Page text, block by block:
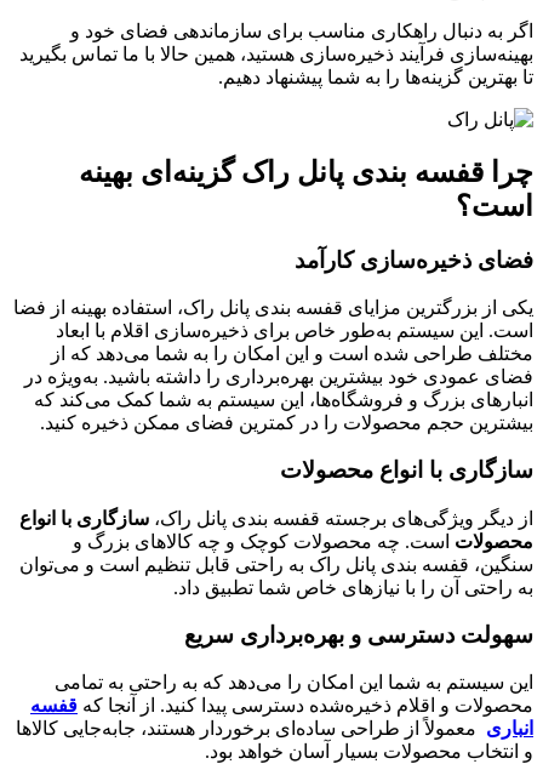
اگر به دنبال راهکاری مناسب برای سازماندهی فضای خود و
بهینه‌سازی فرآیند ذخیره‌سازی هستید، همین حالا با ما تماس بگیرید
تا بهترین گزینه‌ها را به شما پیشنهاد دهیم.
چرا قفسه بندی پانل راک گزینه‌ای بهینه
است؟
فضای ذخیره‌سازی کارآمد
یکی از بزرگترین مزایای قفسه بندی پانل راک، استفاده بهینه از فضا
است. این سیستم به‌طور خاص برای ذخیره‌سازی اقلام با ابعاد
مختلف طراحی شده است و این امکان را به شما می‌دهد که از
فضای عمودی خود بیشترین بهره‌برداری را داشته باشید. به‌ویژه در
انبارهای بزرگ و فروشگاه‌ها، این سیستم به شما کمک می‌کند که
بیشترین حجم محصولات را در کمترین فضای ممکن ذخیره کنید.
سازگاری با انواع محصولات
از دیگر ویژگی‌های برجسته قفسه بندی پانل راک، سازگاری با انواع
محصولات است. چه محصولات کوچک و چه کالاهای بزرگ و
سنگین، قفسه بندی پانل راک به راحتی قابل تنظیم است و می‌توان
به راحتی آن را با نیازهای خاص شما تطبیق داد.
سهولت دسترسی و بهره‌برداری سریع
این سیستم به شما این امکان را می‌دهد که به راحتی به تمامی
محصولات و اقلام ذخیره‌شده دسترسی پیدا کنید. از آنجا که قفسه
انباری معمولاً از طراحی ساده‌ای برخوردار هستند، جابه‌جایی کالاها
و انتخاب محصولات بسیار آسان خواهد بود.